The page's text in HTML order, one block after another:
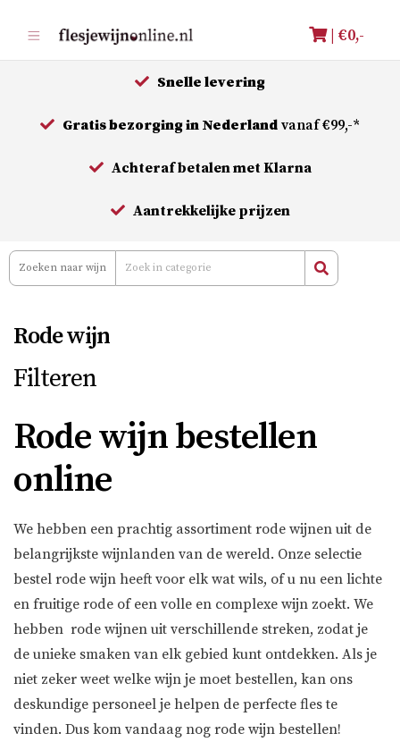
naar
de
| €0,-
Snelle levering
Gratis bezorging in Nederland vanaf €99,-*
Achteraf betalen met Klarna
Aantrekkelijke prijzen
Rode wijn
Filteren
Rode wijn bestellen
online
We hebben een prachtig assortiment rode wijnen uit de
belangrijkste wijnlanden van de wereld. Onze selectie
bestel rode wijn heeft voor elk wat wils, of u nu een lichte
en fruitige rode of een volle en complexe wijn zoekt. We
hebben rode wijnen uit verschillende streken, zodat je
de unieke smaken van elk gebied kunt ontdekken. Als je
niet zeker weet welke wijn je moet bestellen, kan ons
deskundige personeel je helpen de perfecte fles te
vinden. Dus kom vandaag nog rode wijn bestellen!